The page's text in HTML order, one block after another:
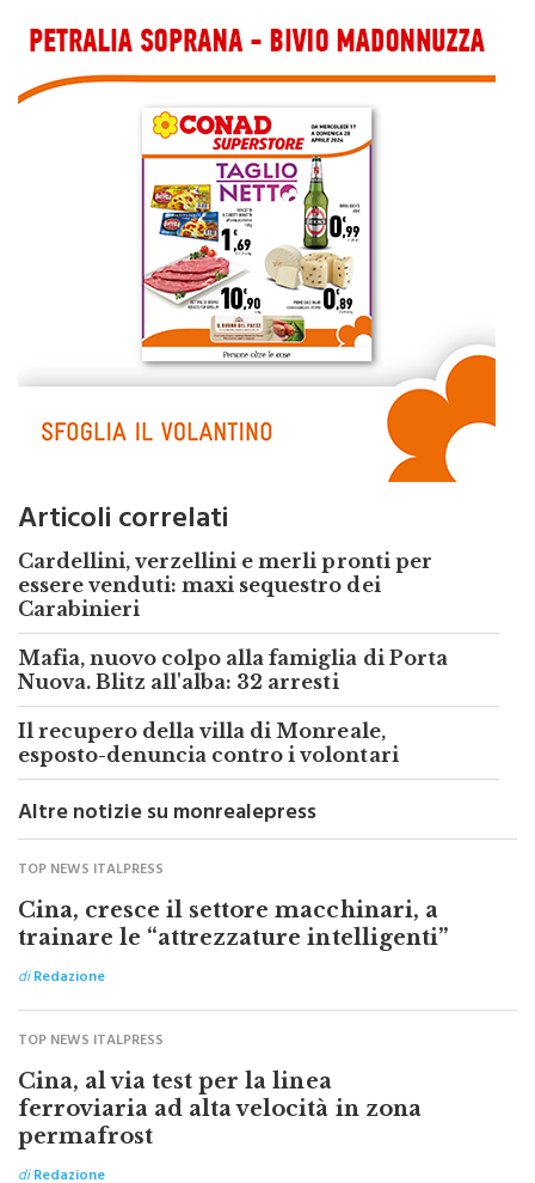
Articoli correlati
Cardellini, verzellini e merli pronti per
essere venduti: maxi sequestro dei
Carabinieri
Mafia, nuovo colpo alla famiglia di Porta
Nuova. Blitz all'alba: 32 arresti
Il recupero della villa di Monreale,
esposto-denuncia contro i volontari
Altre notizie su monrealepress
TOP NEWS ITALPRESS
Cina, cresce il settore macchinari, a
trainare le “attrezzature intelligenti”
diRedazione
TOP NEWS ITALPRESS
Cina, al via test per la linea
ferroviaria ad alta velocità in zona
permafrost